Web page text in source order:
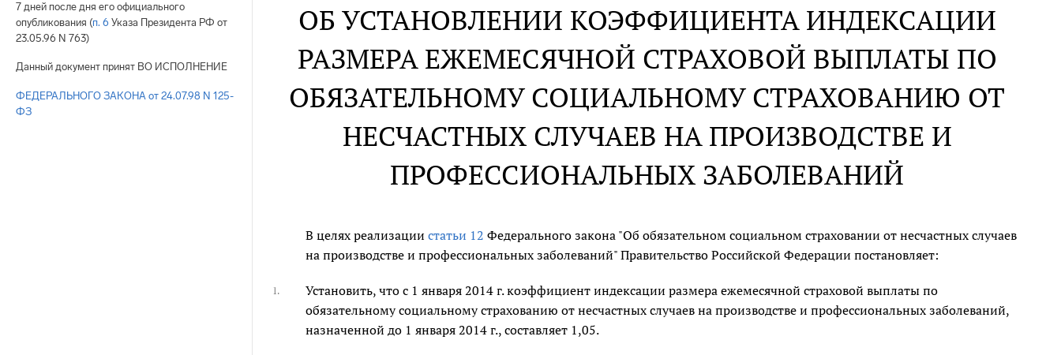
7 дней после дня его официального
опубликования (п. 6 Указа Президента РФ от
23.05.96 N 763)
Данный документ принят ВО ИСПОЛНЕНИЕ
ФЕДЕРАЛЬНОГО ЗАКОНА от 24.07.98 N 125-
ФЗ
ОБ УСТАНОВЛЕНИИ КОЭФФИЦИЕНТА ИНДЕКСАЦИИ
РАЗМЕРА ЕЖЕМЕСЯЧНОЙ СТРАХОВОЙ ВЫПЛАТЫ ПО
ОБЯЗАТЕЛЬНОМУ СОЦИАЛЬНОМУ СТРАХОВАНИЮ ОТ
НЕСЧАСТНЫХ СЛУЧАЕВ НА ПРОИЗВОДСТВЕ И
ПРОФЕССИОНАЛЬНЫХ ЗАБОЛЕВАНИЙ
В целях реализациистатьи 12 Федерального закона "Об обязательном социальном страховании от несчастных случаев
на производстве и профессиональных заболеваний" Правительство Российской Федерации постановляет:
1.
Установить, что с 1 января 2014 г. коэффициент индексации размера ежемесячной страховой выплаты по
обязательному социальному страхованию от несчастных случаев на производстве и профессиональных заболеваний,
назначенной до 1 января 2014 г., составляет 1,05.